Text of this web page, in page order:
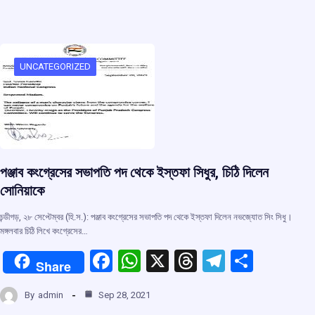
UNCATEGORIZED
পঞ্জাব কংগ্রেসের সভাপতি পদ থেকে ইস্তফা সিধুর, চিঠি দিলেন
সোনিয়াকে
চন্ডীগড়, ২৮ সেপ্টেম্বর (হি.স.): পঞ্জাব কংগ্রেসের সভাপতি পদ থেকে ইস্তফা দিলেন নভজ্যোত সিং সিধু।
মঙ্গলবার চিঠি লিখে কংগ্রেসের…
Share
F
ce
W
at
X
T
T
By admin Sep 28, 2021